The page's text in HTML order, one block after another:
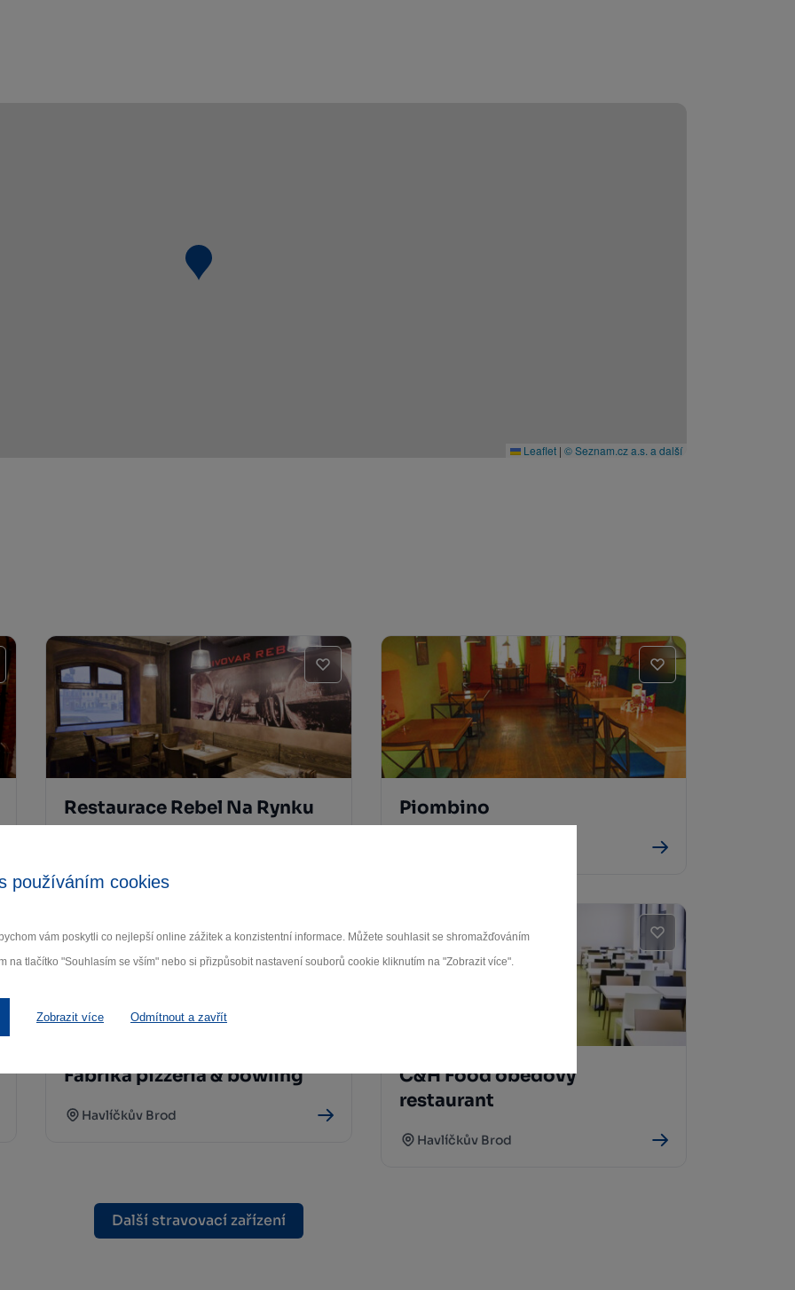
používáním cookies
vám poskytli co nejlepší online zážitek a konzistentní informace. Můžete souhlasit se shromažďováním
na tlačítko "Souhlasím se vším" nebo si přizpůsobit nastavení souborů cookie kliknutím na "Zobrazit více".
Zobrazit více Odmítnout a zavřít
Leaflet | © Seznam.cz a.s. a další
Restaurace Rebel Na Rynku Piombino
Fabrika pizzeria & bowling
Havlíčkův Brod
C&H Food obědový
restaurant
Havlíčkův Brod
Další stravovací zařízení